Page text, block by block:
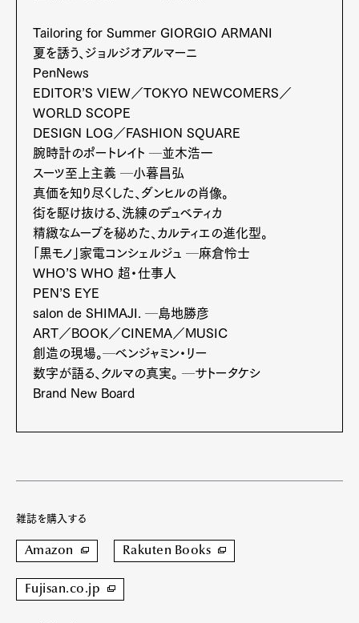
Tailoring for Summer GIORGIO ARMANI
夏を誘う、ジョルジオアルマーニ
PenNews
EDITOR’S VIEW／TOKYO NEWCOMERS／
WORLD SCOPE
DESIGN LOG／FASHION SQUARE
腕時計のポートレイト ─並木浩一
スーツ至上主義 ─小暮昌弘
真価を知り尽くした、ダンヒルの肖像。
街を駆け抜ける、洗練のデュベティカ
精緻なムーブを秘めた、カルティエの進化型。
「黒モノ」家電コンシェルジュ ─麻倉怜士
WHO’S WHO 超・仕事人
PEN’S EYE
salon de SHIMAJI. ─島地勝彦
ART／BOOK／CINEMA／MUSIC
創造の現場。─ベンジャミン・リー
数字が語る、クルマの真実。 ─サトータケシ
Brand New Board
雑誌を購入する
Amazon Rakuten Books
Fujisan.co.jp